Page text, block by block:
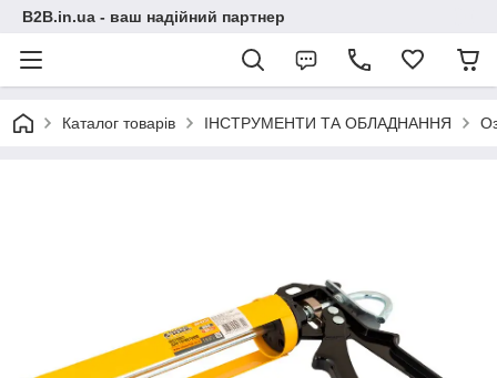
B2B.in.ua - ваш надійний партнер
Каталог товарів ІНСТРУМЕНТИ ТА ОБЛАДНАННЯ